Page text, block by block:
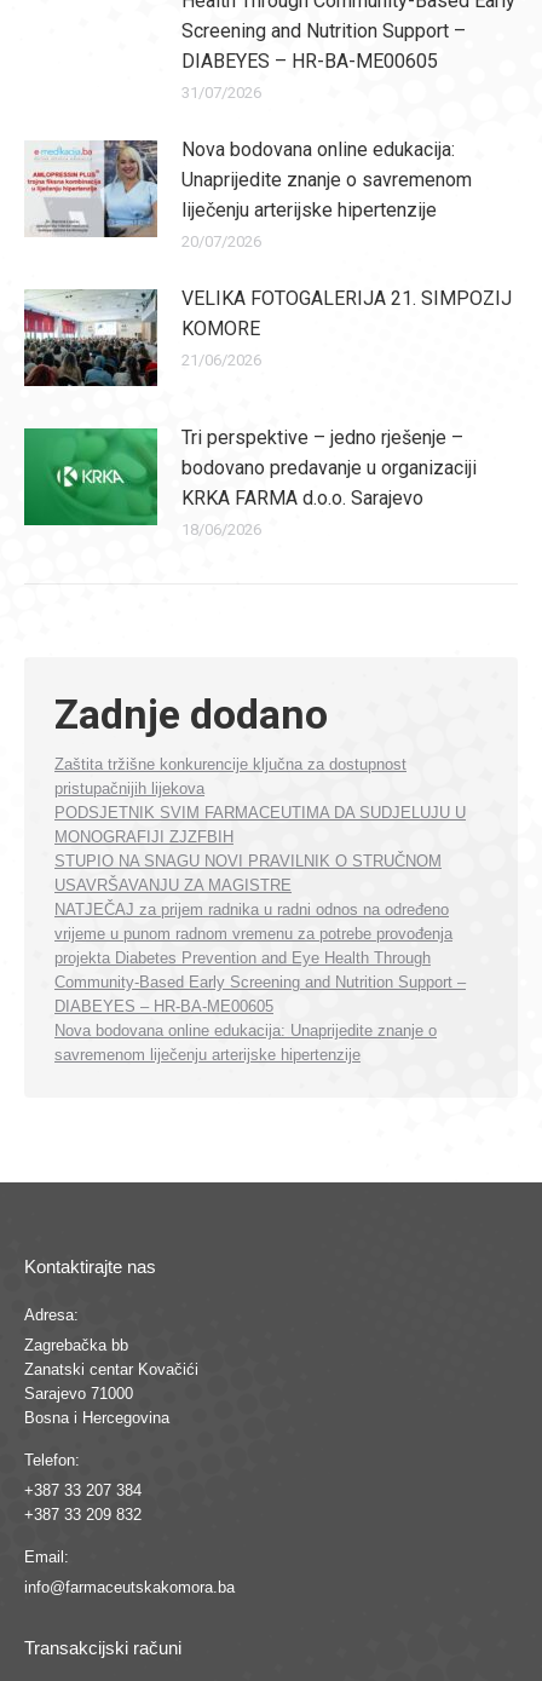
Screening and Nutrition Support –
DIABEYES – HR-BA-ME00605
31/07/2026
Nova bodovana online edukacija:
Unaprijedite znanje o savremenom
liječenju arterijske hipertenzije
20/07/2026
VELIKA FOTOGALERIJA 21. SIMPOZIJ
KOMORE
21/06/2026
Tri perspektive – jedno rješenje –
bodovano predavanje u organizaciji
KRKA FARMA d.o.o. Sarajevo
18/06/2026
Zadnje dodano
Zaštita tržišne konkurencije ključna za dostupnost
pristupačnijih lijekova
PODSJETNIK SVIM FARMACEUTIMA DA SUDJELUJU U
MONOGRAFIJI ZJZFBIH
STUPIO NA SNAGU NOVI PRAVILNIK O STRUČNOM
USAVRŠAVANJU ZA MAGISTRE
NATJEČAJ za prijem radnika u radni odnos na određeno
vrijeme u punom radnom vremenu za potrebe provođenja
projekta Diabetes Prevention and Eye Health Through
Community-Based Early Screening and Nutrition Support –
DIABEYES – HR-BA-ME00605
Nova bodovana online edukacija: Unaprijedite znanje o
savremenom liječenju arterijske hipertenzije
Kontaktirajte nas
Adresa:
Zagrebačka bb
Zanatski centar Kovačići
Sarajevo 71000
Bosna i Hercegovina
Telefon:
+387 33 207 384
+387 33 209 832
Email:
info@farmaceutskakomora.ba
Transakcijski računi